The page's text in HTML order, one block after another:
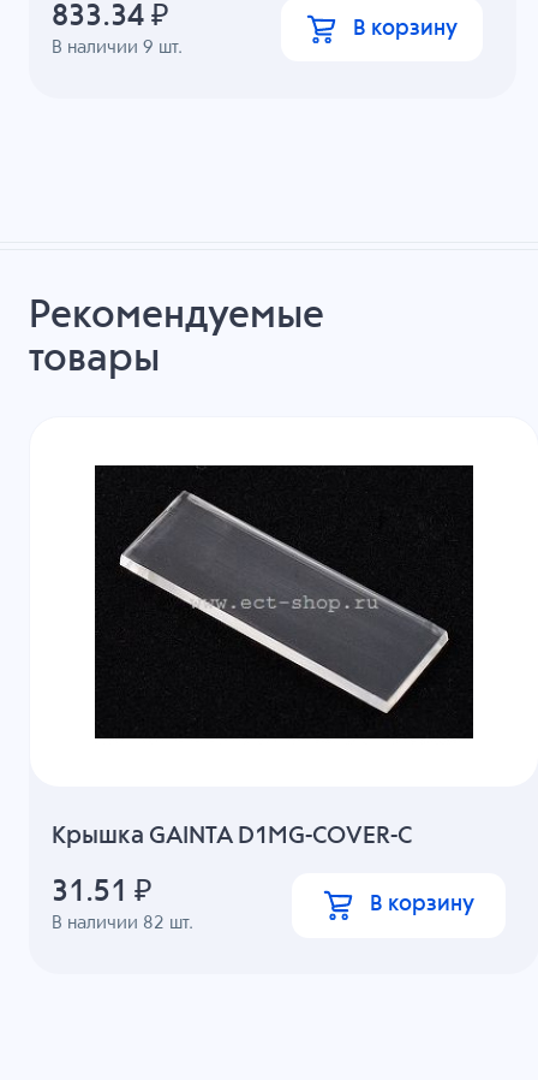
В наличии9 шт.
833.34 ₽ В корзину
Рекомендуемые
товары
Крышка GAINTA D1MG-COVER-C
В наличии 82 шт.
31.51 ₽ В корзину